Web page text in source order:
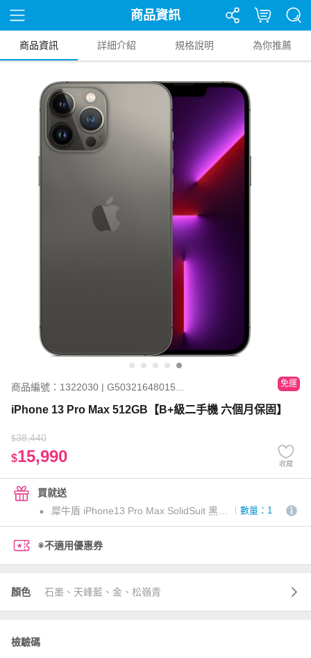
商品資訊
商品資訊 詳細介紹 規格說明 為你推薦
商品編號：1322030 | G50321648015... 免運
iPhone 13 Pro Max 512GB【B+級二手機 六個月保固】
$38,440
$15,990 收藏
買就送
犀牛盾 iPhone13 Pro Max SolidSuit 黑碳纖
數量：1
※不適用優惠券
顏色 石墨、天峰藍、金、松嶺青
檢驗碼